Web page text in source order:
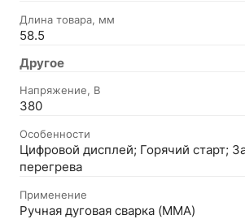
Длина товара, мм
58.5
Другое
Напряжение, В
380
Особенности
Цифровой дисплей; Горячий старт;
перегрева
Применение
Ручная дуговая сварка (MMA)